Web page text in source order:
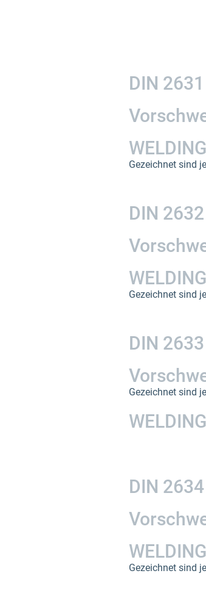
DIN 2631
Gezeichnet sind
DIN 2632
Gezeichnet sind
DIN 2633
Gezeichnet sind
DIN 2634
Gezeichnet sind